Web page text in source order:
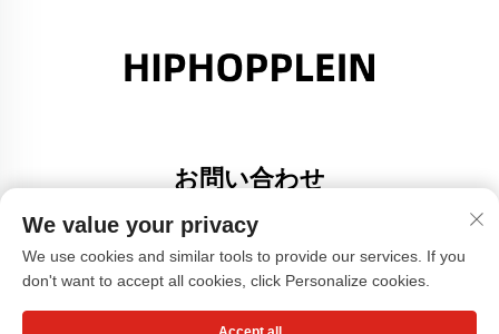
お問い合わせ
Add: 広東省佛山市大里町金沙港創意園A棟308号室
電話番号：+86-17304049586
メールアドレス： [email protected]
We value your privacy
We use cookies and similar tools to provide our services. If you
don't want to accept all cookies, click Personalize cookies.